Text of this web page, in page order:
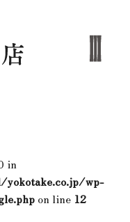
in
wp-
on line 12